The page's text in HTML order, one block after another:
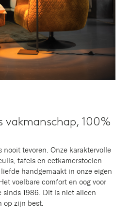
vakmanschap, 100%
nooit tevoren. Onze karaktervolle
tafels en eetkamerstoelen
handgemaakt in onze eigen
voelbare comfort en oog voor
sinds 1986. Dit is niet alleen
op zijn best.